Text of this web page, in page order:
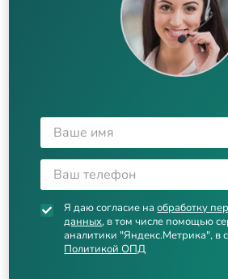
Я даю согласие наобработку
данных, в том числе помощью
аналитики "Яндекс.Метрика", в
Политикой ОПД